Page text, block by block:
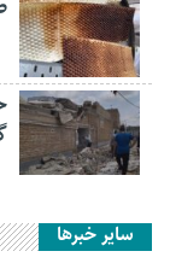
سایر خبرها